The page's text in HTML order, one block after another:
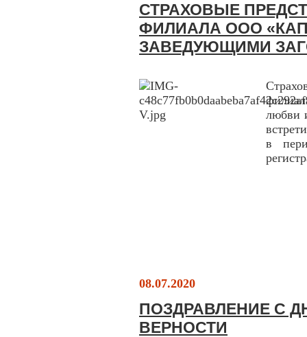
СТРАХОВЫЕ
ФИЛИАЛА ООО
ЗАВЕДУЮЩИМИ
любви
в
08.07.2020
ПОЗДРАВЛЕНИЕ С
ВЕРНОСТИ